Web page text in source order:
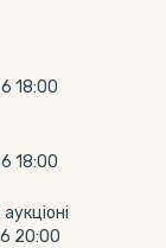
18:00
18:00
20:00